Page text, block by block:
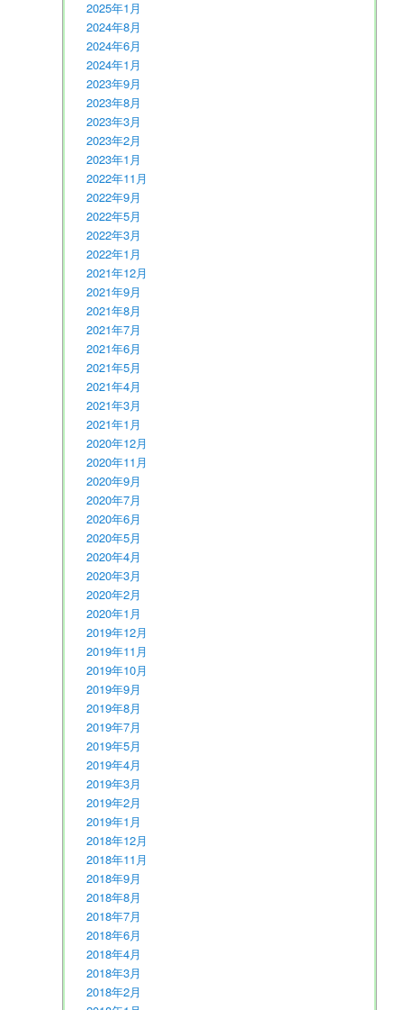
2025年1月
2024年8月
2024年6月
2024年1月
2023年9月
2023年8月
2023年3月
2023年2月
2023年1月
2022年11月
2022年9月
2022年5月
2022年3月
2022年1月
2021年12月
2021年9月
2021年8月
2021年7月
2021年6月
2021年5月
2021年4月
2021年3月
2021年1月
2020年12月
2020年11月
2020年9月
2020年7月
2020年6月
2020年5月
2020年4月
2020年3月
2020年2月
2020年1月
2019年12月
2019年11月
2019年10月
2019年9月
2019年8月
2019年7月
2019年5月
2019年4月
2019年3月
2019年2月
2019年1月
2018年12月
2018年11月
2018年9月
2018年8月
2018年7月
2018年6月
2018年4月
2018年3月
2018年2月